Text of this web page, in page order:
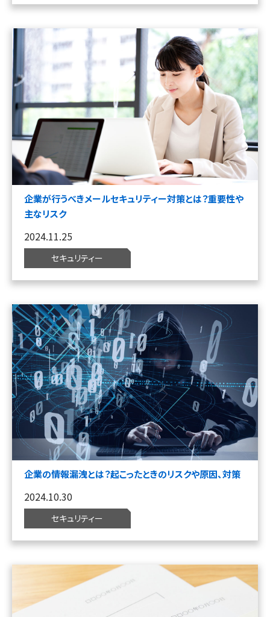
企業が行うべきメールセキュリティー対策とは？重要性や
主なリスク
2024.11.25
セキュリティー
企業の情報漏洩とは？起こったときのリスクや原因、対策
2024.10.30
セキュリティー